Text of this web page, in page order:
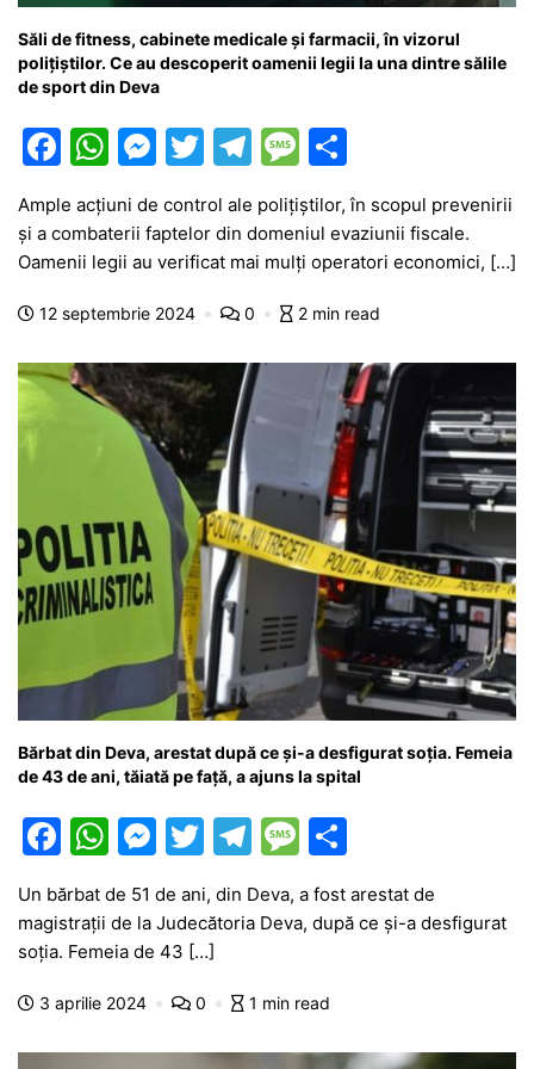
Săli de fitness, cabinete medicale și farmacii, în vizorul
polițiștilor. Ce au descoperit oamenii legii la una dintre sălile
de sport din Deva
F
c
e
b
o
o
W
h
at
s
A
p
M
s
s
e
g
er
T
itt
er
T
e
gr
a
m
M
e
s
s
a
e
ar
ta
je
a
ă
Ample acțiuni de control ale polițiștilor, în scopul prevenirii
și a combaterii faptelor din domeniul evaziunii fiscale.
Oamenii legii au verificat mai mulți operatori economici, […]
12 septembrie 2024 0 2 min read
Bărbat din Deva, arestat după ce și-a desfigurat soția. Femeia
de 43 de ani, tăiată pe față, a ajuns la spital
F
c
e
b
o
W
at
s
A
M
s
s
e
T
w
itt
er
T
e
a
M
e
s
a
ta
Un bărbat de 51 de ani, din Deva, a fost arestat de
magistrații de la Judecătoria Deva, după ce și-a desfigurat
soția. Femeia de 43 […]
3 aprilie 2024 0 1 min read